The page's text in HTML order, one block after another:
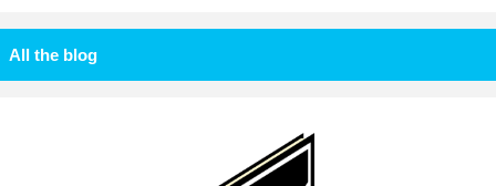
All the blog